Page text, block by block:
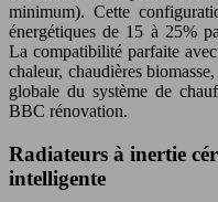
minimum). Cette
énergétiques de 15 à 25%
La compatibilité parfaite
chaleur, chaudières
globale du système de
BBC rénovation.
Radiateurs à inertie
intelligente